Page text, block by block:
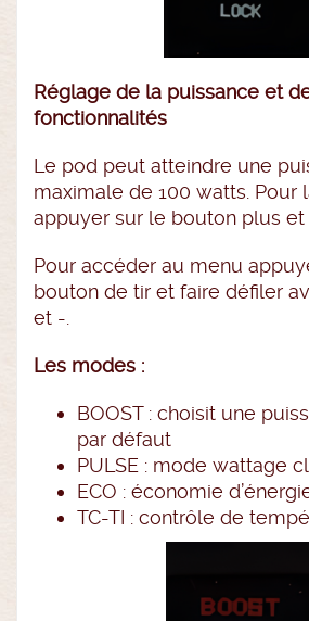
Réglage de la puissance et
fonctionnalités
Le pod peut atteindre une
maximale de 100 watts. Pour
appuyer sur le bouton plus et
Pour accéder au menu
bouton de tir et faire défiler
et -.
Les modes :
BOOST : choisit une
par défaut
PULSE : mode wattage
ECO : économie
TC-TI : contrôle de